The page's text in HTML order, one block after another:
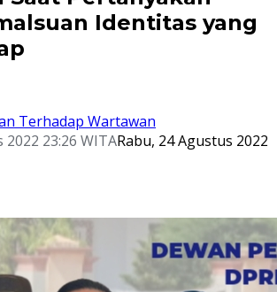
Identitas yang
Terhadap Wartawan
2022 23:26 WITARabu, 24 Agustus 2022